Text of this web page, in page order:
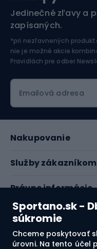
Sportano.sk -
súkromie
Chceme poskytovať
úrovni. Na tento účel
Športová
Jazdectvo
Jedinečné zľavy a
zapísaných.
*pri nezľavnených
nie je možné akcie
Pravidlách pre odber
Emailová adresa
Nakupovanie
Služby zákazníkom
Právne informácie
O nás
Pozrite